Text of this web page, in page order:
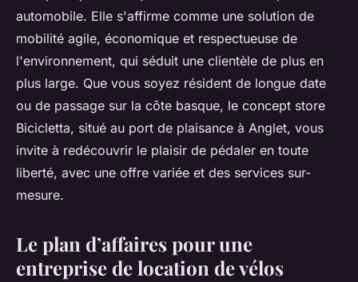
automobile. Elle s'affirme comme une solution de
mobilité agile, économique et respectueuse de
l'environnement, qui séduit une clientèle de plus en
plus large. Que vous soyez résident de longue date
ou de passage sur la côte basque, le concept store
Bicicletta, situé au port de plaisance à Anglet, vous
invite à redécouvrir le plaisir de pédaler en toute
liberté, avec une offre variée et des services sur-
mesure.
Le plan d’affaires pour une
entreprise de location de vélos